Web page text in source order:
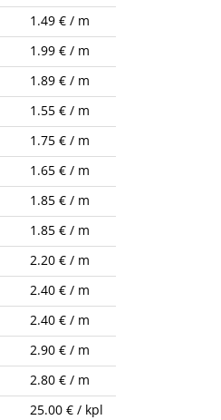
1.49 € / m
1.99 € / m
1.89 € / m
1.55 € / m
1.75 € / m
1.65 € / m
1.85 € / m
1.85 € / m
2.20 € / m
2.40 € / m
2.40 € / m
2.90 € / m
2.80 € / m
25.00 € / kpl